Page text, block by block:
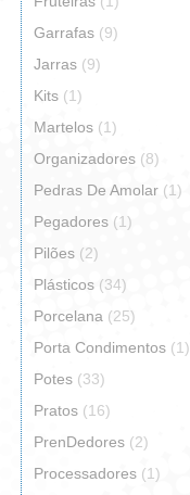
Garrafas (9)
Jarras (9)
Kits (1)
Martelos (1)
Organizadores (8)
Pedras De Amolar (1)
Pegadores (1)
Pilões (2)
Plásticos (34)
Porcelana (25)
Porta Condimentos (1)
Potes (33)
Pratos (16)
PrenDedores (2)
Processadores (1)